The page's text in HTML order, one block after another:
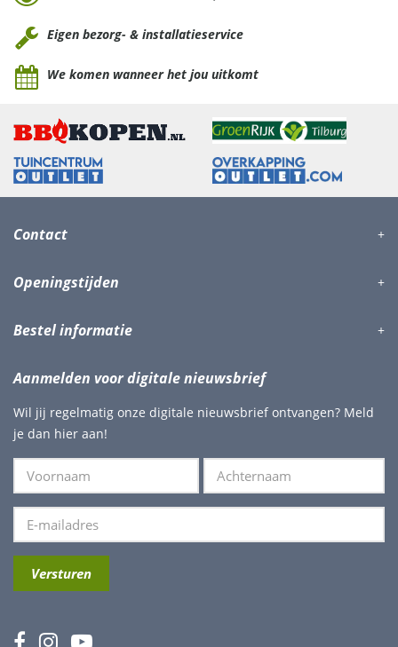
Eigen bezorg- & installatieservice
We komen wanneer het jou uitkomt
Contact
Openingstijden
Bestel informatie
Aanmelden voor digitale nieuwsbrief
Wil jij regelmatig onze digitale nieuwsbrief ontvangen? Meld
je dan hier aan!